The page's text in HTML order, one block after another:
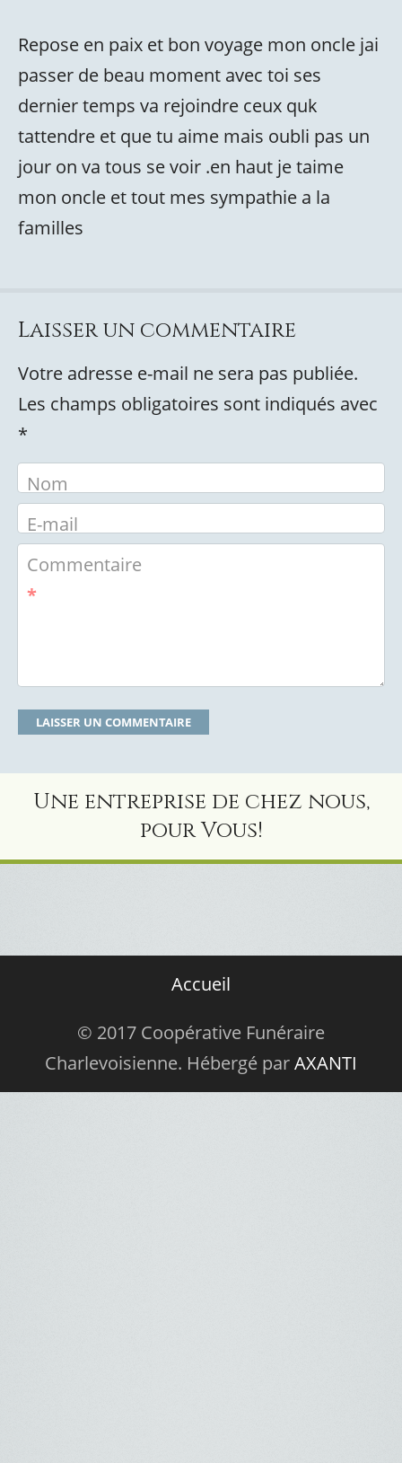
Repose en paix et bon voyage mon oncle jai
passer de beau moment avec toi ses
dernier temps va rejoindre ceux quk
tattendre et que tu aime mais oubli pas un
jour on va tous se voir .en haut je taime
mon oncle et tout mes sympathie a la
familles
Laisser un commentaire
Votre adresse e-mail ne sera pas publiée.
Les champs obligatoires sont indiqués avec
*
Nom
E-mail
Commentaire
*
Une entreprise de chez nous,
pour Vous!
Accueil
© 2017 Coopérative Funéraire
Charlevoisienne. Hébergé parAXANTI